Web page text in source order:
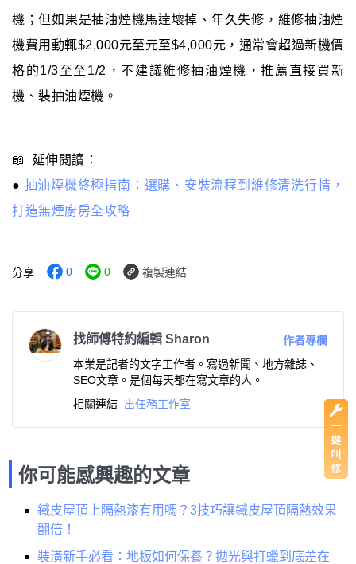
機；但如果是抽油煙機馬達壞掉、年久失修，維修抽油煙
機費用動輒$2,000元至元至$4,000元，通常會超過新機價
格的1/3至至1/2，不建議維修抽油煙機，推薦直接買新
機、裝抽油煙機。
📖 延伸閱讀：
● 抽油煙機終極指南：選購、安裝流程到維修清洗行情，
打造無煙廚房全攻略
分享 0 0 複製連結
找師傅特約編輯 Sharon
作者專欄
本業是記者的文字工作者。寫過新聞、地方雜誌、
SEO文章。是個每天都在寫文章的人。
相關連結 出任務工作室
你可能感興趣的文章
鐵皮屋頂上隔熱漆有用嗎？3技巧讓鐵皮屋頂隔熱效果
翻倍！
裝潢新手必看：地板如何保養？拋光與打蠟到底差在